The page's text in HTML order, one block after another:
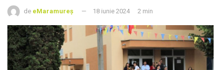
de eMaramureș 18 iunie 2024 2 min